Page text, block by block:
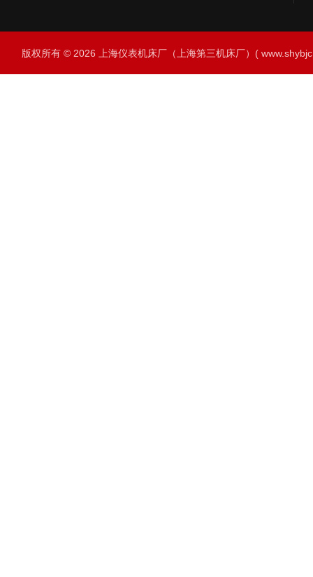
版权所有 © 2026 上海仪表机床厂（上海第三机床厂）(